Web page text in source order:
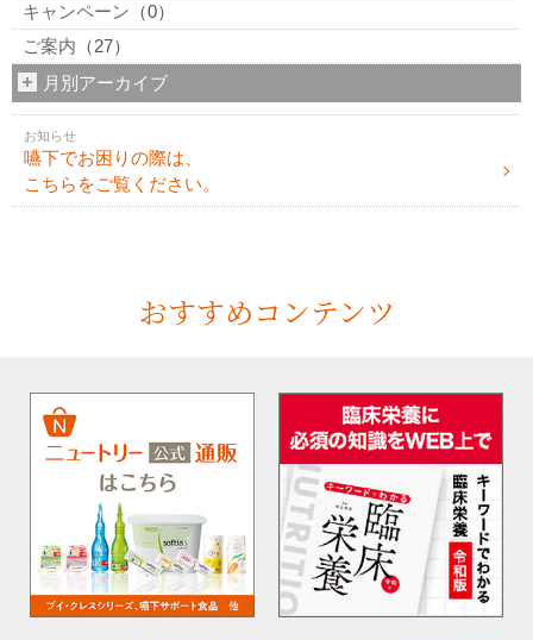
キャンペーン （0）
ご案内 （27）
月別アーカイブ
お知らせ
嚥下でお困りの際は、
こちらをご覧ください。
おすすめコンテンツ